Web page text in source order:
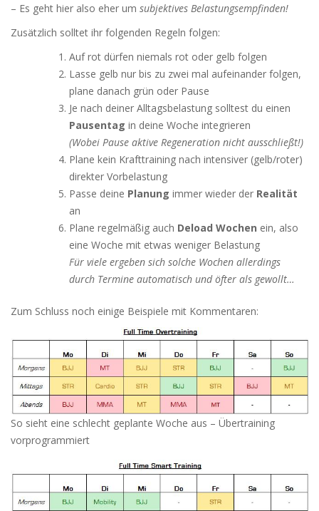
– Es geht hier also eher um subjektives Belastungsempfinden!
Zusätzlich solltet ihr folgenden Regeln folgen:
Auf rot dürfen niemals rot oder gelb folgen
Lasse gelb nur bis zu zwei mal aufeinander folgen,
plane danach grün oder Pause
Je nach deiner Alltagsbelastung solltest du einen
Pausentag in deine Woche integrieren
(Wobei Pause aktive Regeneration nicht ausschließt!)
Plane kein Krafttraining nach intensiver (gelb/roter)
direkter Vorbelastung
Passe deine Planung immer wieder der Realität
an
Plane regelmäßig auch Deload Wochen ein, also
eine Woche mit etwas weniger Belastung
Für viele ergeben sich solche Wochen allerdings
durch Termine automatisch und öfter als gewollt…
Zum Schluss noch einige Beispiele mit Kommentaren:
So sieht eine schlecht geplante Woche aus – Übertraining
vorprogrammiert